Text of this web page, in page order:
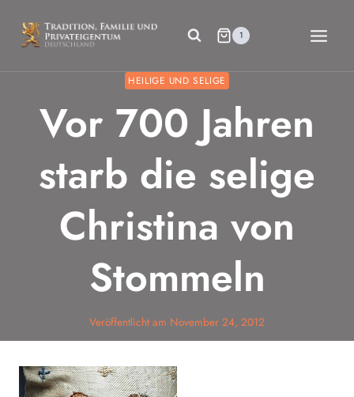
Inhalt
springen
1
HEILIGE UND SELIGE
Vor 700 Jahren
starb die selige
Christina von
Stommeln
Veröffentlicht am November 24, 2012